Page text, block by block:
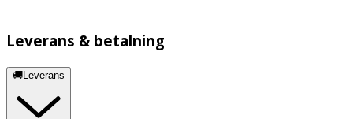
Leverans & betalning
🚚Leverans